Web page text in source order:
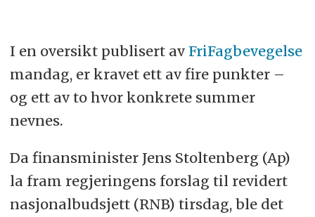
I en oversikt publisert av FriFagbevegelse
mandag, er kravet ett av fire punkter –
og ett av to hvor konkrete summer
nevnes.
Da finansminister Jens Stoltenberg (Ap)
la fram regjeringens forslag til revidert
nasjonalbudsjett (RNB) tirsdag, ble det